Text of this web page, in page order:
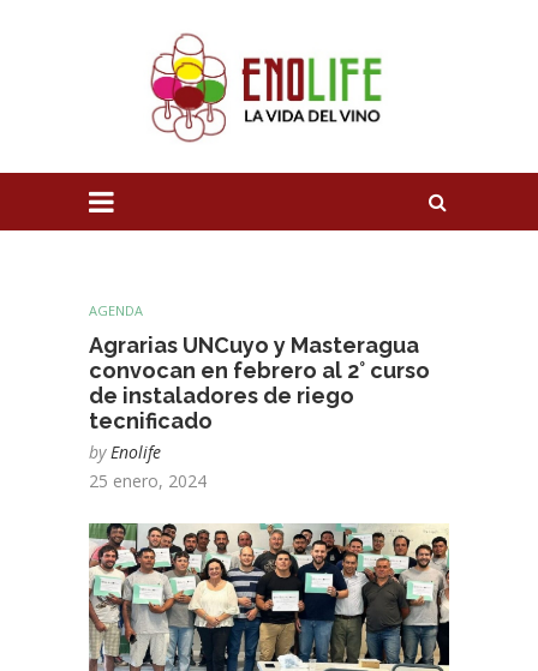
AGENDA
Agrarias UNCuyo y Masteragua
convocan en febrero al 2° curso
de instaladores de riego
tecnificado
by Enolife
25 enero, 2024